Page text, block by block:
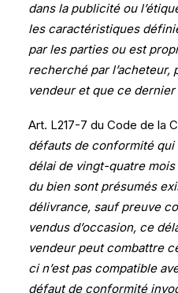
dans la publicité ou
les caractéristiques
par les parties ou est
recherché par l’acheteur,
vendeur et que ce
Art. L217-7 du Code de la
défauts de conformité qui
délai de vingt-quatre
du bien sont présumés
délivrance, sauf preuve
vendus d’occasion, ce
vendeur peut combattre
ci n’est pas compatible
défaut de conformité